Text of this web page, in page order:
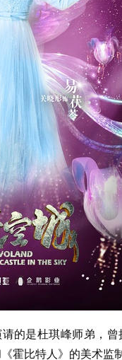
的是杜琪峰师弟，
霍比特人》的美术监